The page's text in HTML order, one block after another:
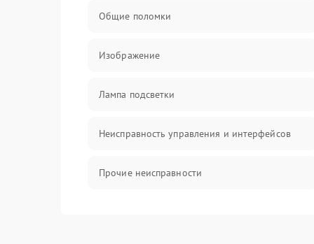
Общие поломки
Изображение
Лампа подсветки
Неисправность управления и интерфейсов
Прочие неисправности